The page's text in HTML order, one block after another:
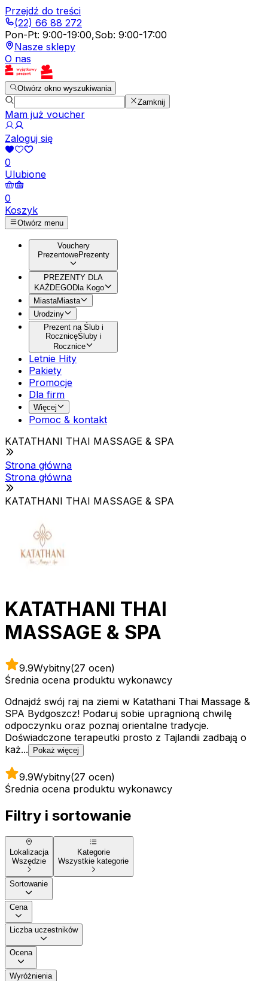
Przejdź do treści
(22) 66 88 272
Pon-Pt: 9:00-19:00,Sob: 9:00-17:00
Nasze sklepy
O nas
Otwórz okno wyszukiwania
Zamknij
Mam już voucher
Zaloguj się
0
Ulubione
0
Koszyk
Otwórz menu
Vouchery
PrezentowePrezenty
PREZENTY DLA
KAŻDEGODla Kogo
MiastaMiasta
Urodziny
Prezent na Ślub i
RocznicęŚluby i
Rocznice
Letnie Hity
Pakiety
Promocje
Dla firm
Więcej
Pomoc & kontakt
KATATHANI THAI MASSAGE & SPA
Strona główna
Strona główna
KATATHANI THAI MASSAGE & SPA
KATATHANI THAI
MASSAGE & SPA
9.9Wybitny(27 ocen)
Średnia ocena produktu wykonawcy
Odnajdź swój raj na ziemi w Katathani Thai Massage &
SPA Bydgoszcz! Podaruj sobie upragnioną chwilę
odpoczynku oraz poznaj orientalne tradycje.
Doświadczone terapeutki prosto z Tajlandii zadbają o
każ...
Pokaż więcej
9.9Wybitny(27 ocen)
Średnia ocena produktu wykonawcy
Filtry i sortowanie
Lokalizacja
Wszędzie
Kategorie
Wszystkie kategorie
Sortowanie
Cena
Liczba uczestników
Ocena
Wyróżnienia